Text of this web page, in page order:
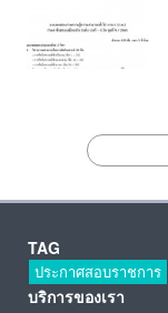
TAG
ประกาศสอบราชการ
บริการของเรา